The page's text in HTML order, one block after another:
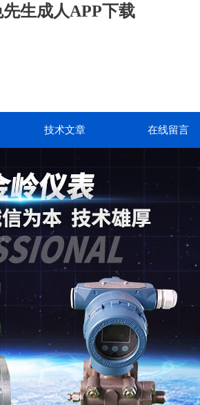
生成人APP下载
技术文章 在线留言